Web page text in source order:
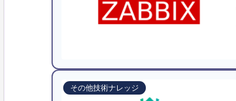
その他技術ナレッジ